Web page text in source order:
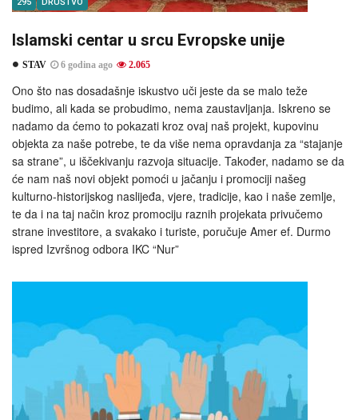
Islamski centar u srcu Evropske unije
STAV 6 godina ago 2.065
Ono što nas dosadašnje iskustvo uči jeste da se malo teže
budimo, ali kada se probudimo, nema zaustavljanja. Iskreno se
nadamo da ćemo to pokazati kroz ovaj naš projekt, kupovinu
objekta za naše potrebe, te da više nema opravdanja za “stajanje
sa strane”, u iščekivanju razvoja situacije. Također, nadamo se da
će nam naš novi objekt pomoći u jačanju i promociji našeg
kulturno-historijskog naslijeđa, vjere, tradicije, kao i naše zemlje,
te da i na taj način kroz promociju raznih projekata privučemo
strane investitore, a svakako i turiste, poručuje Amer ef. Durmo
ispred Izvršnog odbora IKC “Nur”